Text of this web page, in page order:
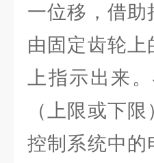
一位移，借
由固定齿轮
上指示出来
（上限或下
控制系统中的